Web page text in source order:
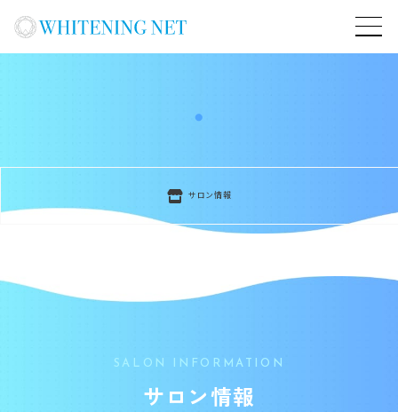
サロン情報
SALON INFORMATION
サロン情報